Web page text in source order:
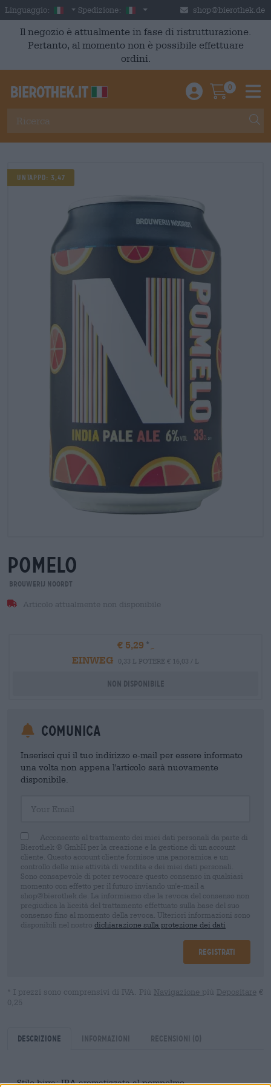
Skip to main content
Linguaggio: Italian
Spedizione: Italia shop@bierothek.de
Il negozio è attualmente in fase di ristrutturazione.
Pertanto, al momento non è possibile effettuare
ordini.
Einloggen /
0
Untappd: 3,47
pomelo
Brouwerij Noordt
Articolo attualmente non disponibile
€ 5,29
EINWEG
0,33 L POTERE € 16,03 / L
Non disponibile
Comunica
Inserisci qui il tuo indirizzo e-mail per essere informato
una volta non appena l'articolo sarà nuovamente
disponibile.
Acconsento al trattamento dei miei dati personali da parte di
Bierothek ® GmbH per la creazione e la gestione di un account
cliente. Questo account cliente fornisce una panoramica e un
controllo delle mie attività di vendita e dei miei dati personali.
Sono consapevole di poter revocare questo consenso in qualsiasi
momento con effetto per il futuro inviando un'e-mail a
shop@bierothek.de. La informiamo che la revoca del consenso non
pregiudica la liceità del trattamento effettuato sulla base del suo
consenso fino al momento della revoca. Ulteriori informazioni sono
disponibili nel nostro dichiarazione sulla protezione dei dati
Registrati
* I prezzi sono comprensivi di IVA. Più Navigazione più Depositare €
0,25
Descrizione Informazioni Recensioni (0)
Stile birra: IPA aromatizzata al pompelmo